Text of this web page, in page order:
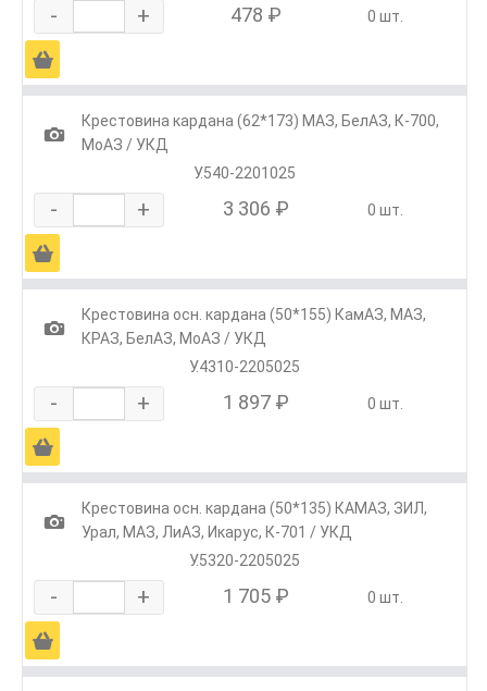
- + 478 ₽ 0 шт.
Ä
1
Крестовина кардана (62*173) МАЗ, БелАЗ, К-700,
МоАЗ / УКД
У.540-2201025
- + 3 306 ₽ 0 шт.
Ä
1
Крестовина осн. кардана (50*155) КамАЗ, МАЗ,
КРАЗ, БелАЗ, МоАЗ / УКД
У.4310-2205025
- + 1 897 ₽ 0 шт.
Ä
1
Крестовина осн. кардана (50*135) КАМАЗ, ЗИЛ,
Урал, МАЗ, ЛиАЗ, Икарус, К-701 / УКД
У.5320-2205025
- + 1 705 ₽ 0 шт.
Ä